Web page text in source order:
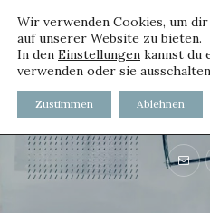
voller
mit und
Wir verwenden Cookies, um
auf unserer Website zu bieten.
In den Einstellungen kannst du
verwenden oder sie
Zustimmen Ablehnen